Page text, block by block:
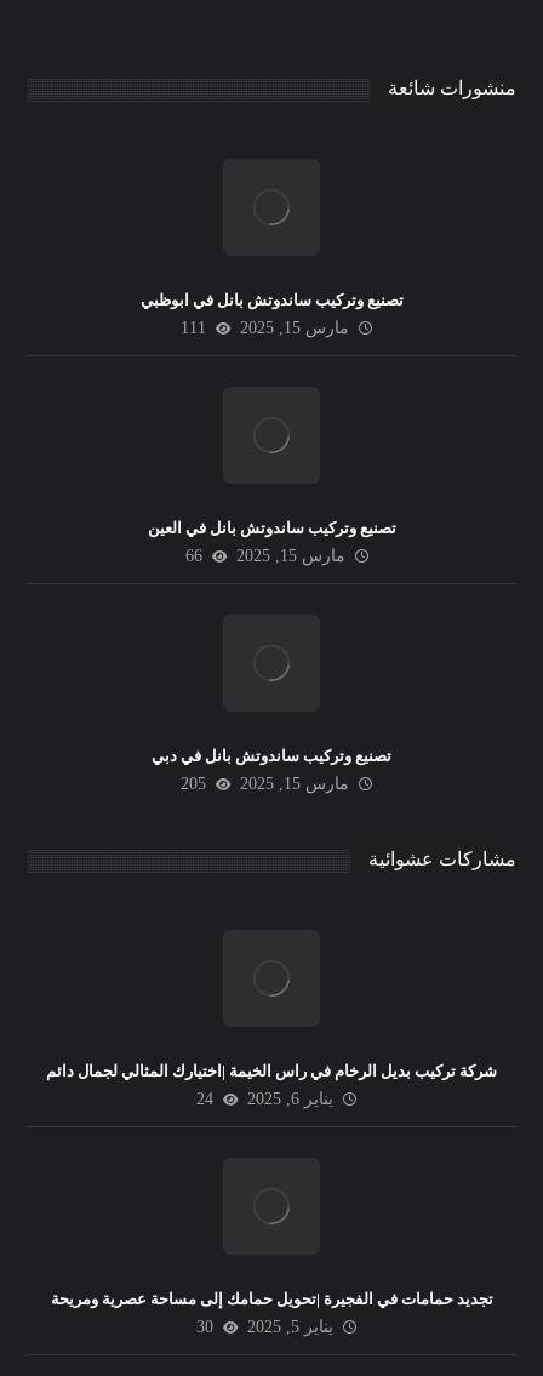
منشورات شائعة
تصنيع وتركيب ساندوتش بانل في ابوظبي
مارس 15, 2025
111
تصنيع وتركيب ساندوتش بانل في العين
مارس 15, 2025
66
تصنيع وتركيب ساندوتش بانل في دبي
مارس 15, 2025
205
مشاركات عشوائية
شركة تركيب بديل الرخام في راس الخيمة |اختيارك المثالي لجمال دائم
يناير 6, 2025
24
تجديد حمامات في الفجيرة |تحويل حمامك إلى مساحة عصرية ومريحة
يناير 5, 2025
30